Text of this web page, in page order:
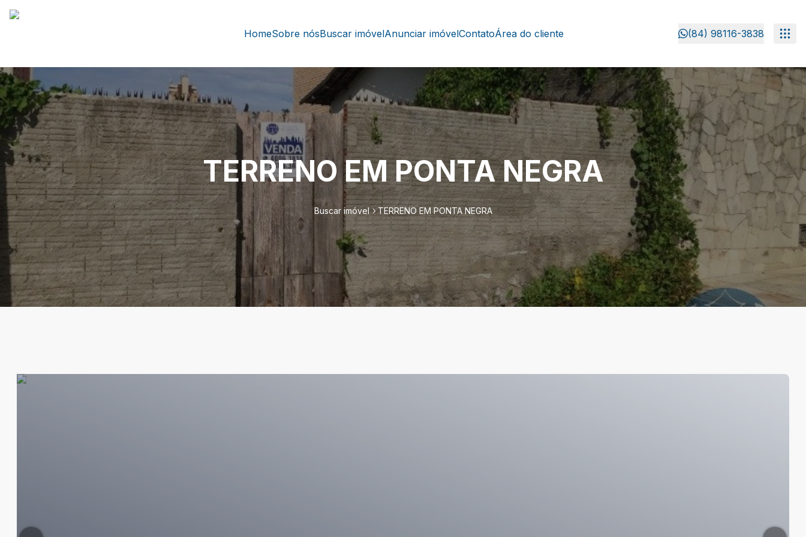
HomeSobre nósBuscar imóvelAnunciar imóvelContatoÁrea do cliente (84) 98116-3838
TERRENO EM PONTA NEGRA
Buscar imóvel TERRENO EM PONTA NEGRA